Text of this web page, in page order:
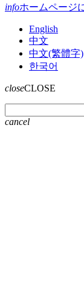
infoホームページ
English
中文
中文(繁體字)
한국어
closeCLOSE
cancel